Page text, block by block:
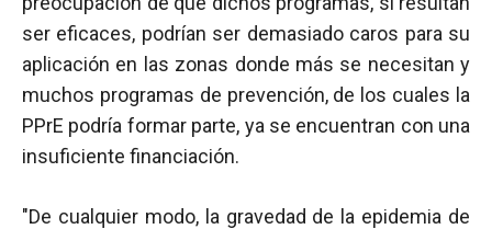
ser eficaces, podrían ser demasiado caros para su
aplicación en las zonas donde más se necesitan y
muchos programas de prevención, de los cuales la
PPrE podría formar parte, ya se encuentran con una
insuficiente financiación.
"De cualquier modo, la gravedad de la epidemia de